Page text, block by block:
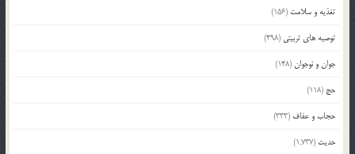
تغذیه و سلامت (156)
توصیه های تربیتی (498)
جوان و نوجوان(148)
حج (118)
حجاب و عفاف (333)
حدیث (1,737)